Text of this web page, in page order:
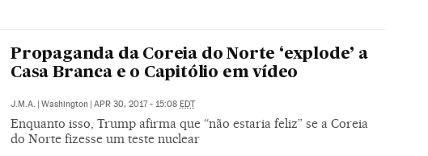
Propaganda da Coreia do Norte ‘explode’ a
Casa Branca e o Capitólio em vídeo
J.M.A. Washington APR 30, 2017 - 15:08 EDT
Enquanto isso, Trump afirma que “não estaria feliz” se a Coreia
do Norte fizesse um teste nuclear